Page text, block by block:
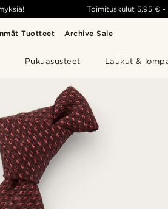
Tuotteet Archive Sale
Pukuasusteet Laukut &
Toimituskulut 5,95 € -